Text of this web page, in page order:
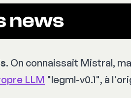
. On connaissait Mistral,
LLM "legml-v0.1", à